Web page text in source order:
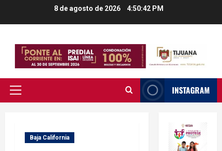
8 de agosto de 2026 4:50:43 PM
Menú
INSTAGRAM
Baja California